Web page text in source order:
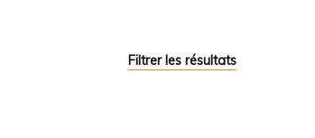
Filtrer les résultats